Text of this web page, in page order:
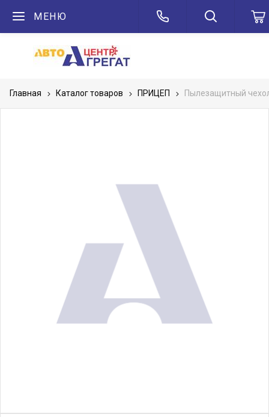
МЕНЮ
Главная Каталог товаров ПРИЦЕП Пылезащитный